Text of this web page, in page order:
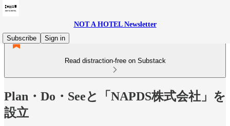
NOT A HOTEL Newsletter
Subscribe
Sign in
Read distraction-free on Substack
Plan・Do・Seeと「NAPDS株式会社」を
設立